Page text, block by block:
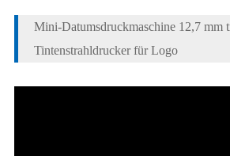
Mini-Datumsdruckmaschine 12,7 mm
Tintenstrahldrucker für Logo